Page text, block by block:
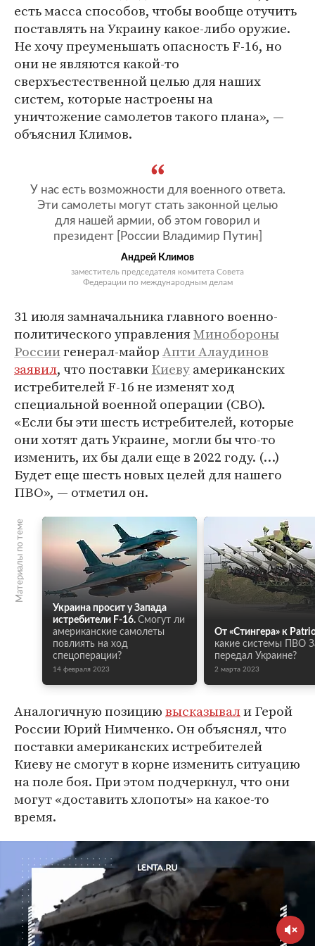
есть масса способов, чтобы вообще отучить
поставлять на Украину какое-либо оружие.
Не хочу преуменьшать опасность F-16, но
они не являются какой-то
сверхъестественной целью для наших
систем, которые настроены на
уничтожение самолетов такого плана», —
объяснил Климов.
У нас есть возможности для военного ответа.
Эти самолеты могут стать законной целью
для нашей армии, об этом говорил и
президент [России Владимир Путин]
Андрей Климов
заместитель председателя комитета Совета
Федерации по международным делам
31 июля замначальника главного военно-
политического управленияМинобороны
Россиигенерал-майорАпти Алаудинов
заявил, что поставкиКиевуамериканских
истребителей F-16 не изменят ход
специальной военной операции (СВО).
«Если бы эти шесть истребителей, которые
они хотят дать Украине, могли бы что-то
изменить, их бы дали еще в 2022 году. (…)
Будет еще шесть новых целей для нашего
ПВО», — отметил он.
Материалы по теме
Украина просит у Запада
истребители F-16. Смогут ли
американские самолеты
повлиять на ход
спецоперации?
14 февраля 2023
От «Стингера» к
какие системы ПВО
передал Украине?
2 марта 2023
Аналогичную позициювысказывали Герой
России Юрий Нимченко. Он объяснял, что
поставки американских истребителей
Киеву не смогут в корне изменить ситуацию
на поле боя. При этом подчеркнул, что они
могут «доставить хлопоты» на какое-то
время.